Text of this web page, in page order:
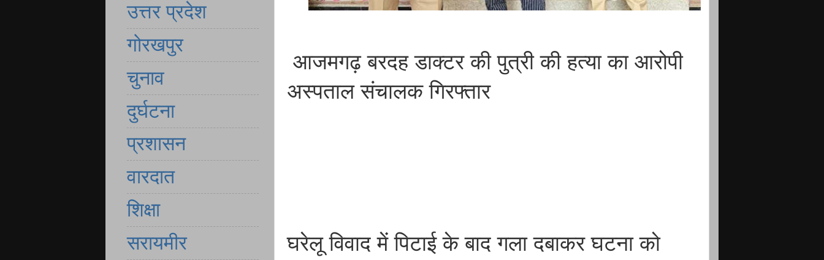
आजमगढ़ बरदह डाक्टर की पुत्री की हत्या का आरोपी
अस्पताल संचालक गिरफ्तार
घरेलू विवाद में पिटाई के बाद गला दबाकर घटना को
उत्तर प्रदेश
गोरखपुर
चुनाव
दुर्घटना
प्रशासन
वारदात
शिक्षा
सरायमीर